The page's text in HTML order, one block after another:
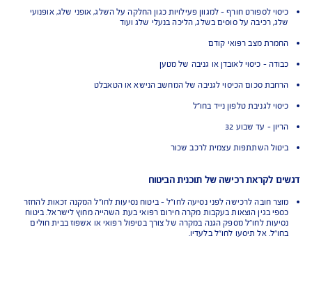
מתניידים בעולם עם אפליקציית Safe Travel - הטיול שלך דינאמי ואנחנו תמיד
איתך. האפליקציה מאפשרת לך להתייעץ עם רופא בעברית 24/7, לאתר שירותים
בקלות ובמהירות
נסיעה- מהסיבות המפורטות בתנאי הפוליסה
נסיעה- מהסיבות המפורטות בתנאי הפוליסה
לספורט אתגרי - למגוון פעילויות כגון טיפוס הרים, טרקים, רכיבה על בעלי חיים
לספורט חורף - למגוון פעילויות כגון החלקה על השלג, אופני שלג, אופנועי
רכיבה על סוסים בשלג, הליכה בנעלי שלג ועוד
מצב רפואי קודם